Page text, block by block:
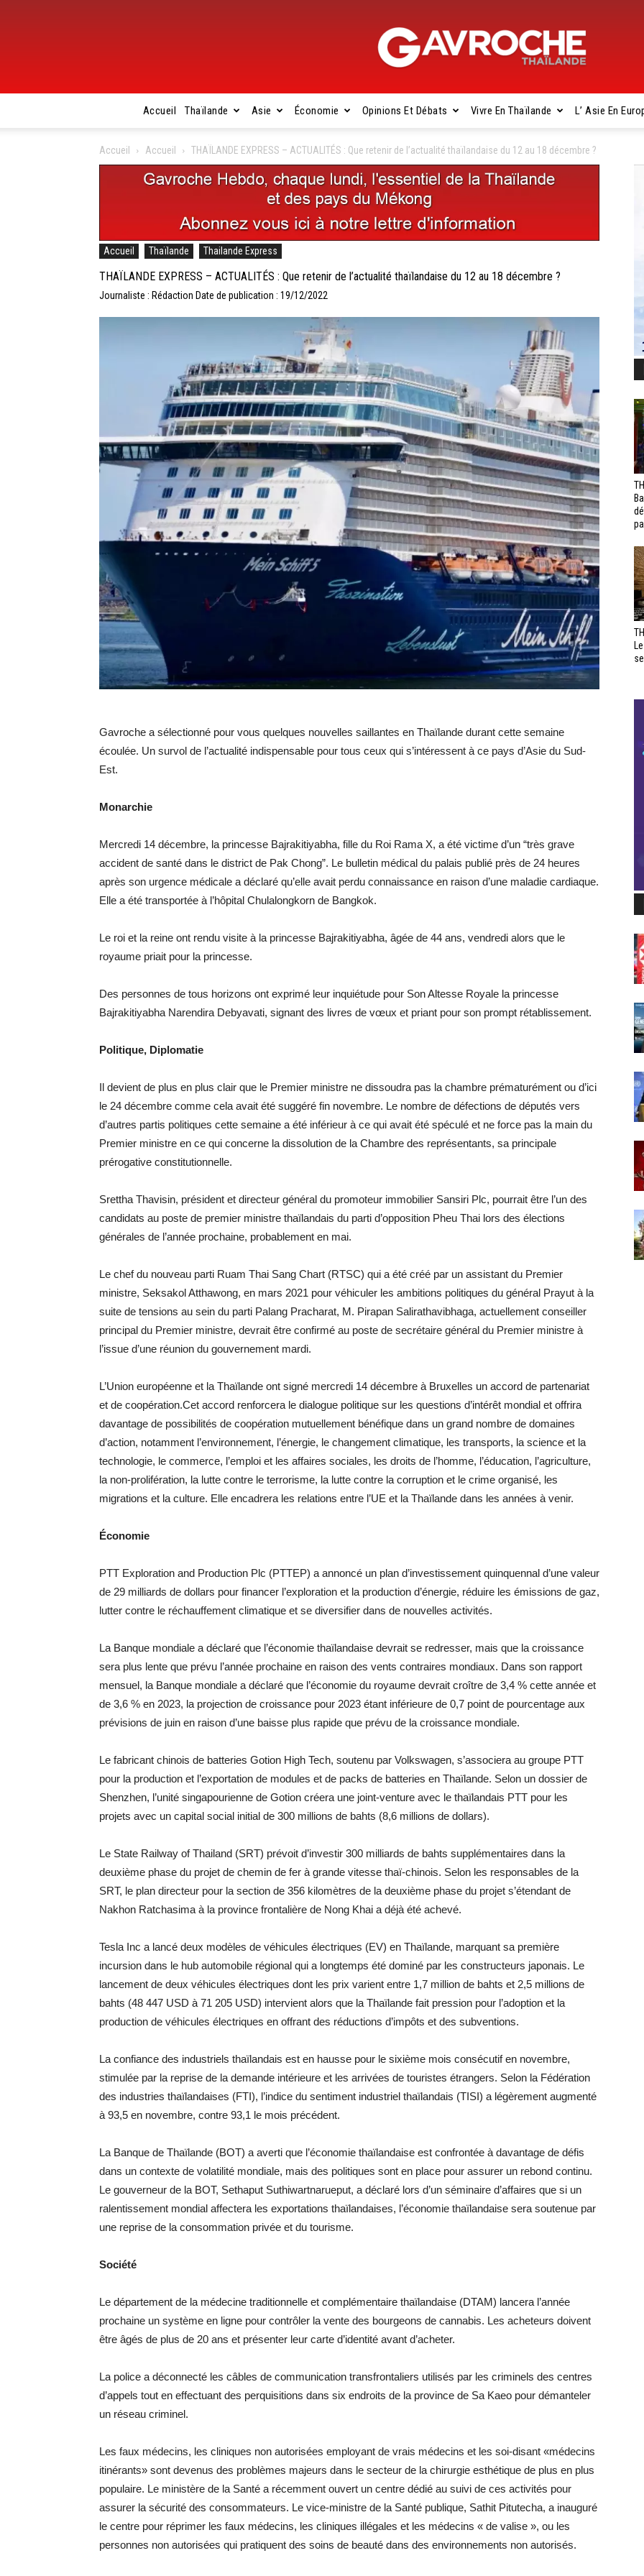
Gavroche
Accueil Thaïlande Asie Économie Opinions Et Débats Vivre En Thaïlande L’ Asie En
Accueil Accueil THAÏLANDE EXPRESS – ACTUALITÉS : Que retenir de l’actualité thaïlandaise du 12 au 18 décembre ?
Accueil Thaïlande Thailande Express
THAÏLANDE EXPRESS – ACTUALITÉS : Que retenir de l’actualité thaïlandaise du 12 au 18 décembre ?
Journaliste : Rédaction Date de publication : 19/12/2022
Gavroche a sélectionné pour vous quelques nouvelles saillantes en Thaïlande durant cette semaine
écoulée. Un survol de l’actualité indispensable pour tous ceux qui s’intéressent à ce pays d’Asie du Sud-
Est.
Monarchie
Mercredi 14 décembre, la princesse Bajrakitiyabha, fille du Roi Rama X, a été victime d’un “très grave
accident de santé dans le district de Pak Chong”. Le bulletin médical du palais publié près de 24 heures
après son urgence médicale a déclaré qu’elle avait perdu connaissance en raison d’une maladie cardiaque.
Elle a été transportée à l’hôpital Chulalongkorn de Bangkok.
Le roi et la reine ont rendu visite à la princesse Bajrakitiyabha, âgée de 44 ans, vendredi alors que le
royaume priait pour la princesse.
Des personnes de tous horizons ont exprimé leur inquiétude pour Son Altesse Royale la princesse
Bajrakitiyabha Narendira Debyavati, signant des livres de vœux et priant pour son prompt rétablissement.
Politique, Diplomatie
Il devient de plus en plus clair que le Premier ministre ne dissoudra pas la chambre prématurément ou d’ici
le 24 décembre comme cela avait été suggéré fin novembre. Le nombre de défections de députés vers
d’autres partis politiques cette semaine a été inférieur à ce qui avait été spéculé et ne force pas la main du
Premier ministre en ce qui concerne la dissolution de la Chambre des représentants, sa principale
prérogative constitutionnelle.
Srettha Thavisin, président et directeur général du promoteur immobilier Sansiri Plc, pourrait être l’un des
candidats au poste de premier ministre thaïlandais du parti d’opposition Pheu Thai lors des élections
générales de l’année prochaine, probablement en mai.
Le chef du nouveau parti Ruam Thai Sang Chart (RTSC) qui a été créé par un assistant du Premier
ministre, Seksakol Atthawong, en mars 2021 pour véhiculer les ambitions politiques du général Prayut à la
suite de tensions au sein du parti Palang Pracharat, M. Pirapan Salirathavibhaga, actuellement conseiller
principal du Premier ministre, devrait être confirmé au poste de secrétaire général du Premier ministre à
l’issue d’une réunion du gouvernement mardi.
L’Union européenne et la Thaïlande ont signé mercredi 14 décembre à Bruxelles un accord de partenariat
et de coopération.Cet accord renforcera le dialogue politique sur les questions d’intérêt mondial et offrira
davantage de possibilités de coopération mutuellement bénéfique dans un grand nombre de domaines
d’action, notamment l’environnement, l’énergie, le changement climatique, les transports, la science et la
technologie, le commerce, l’emploi et les affaires sociales, les droits de l’homme, l’éducation, l’agriculture,
la non-prolifération, la lutte contre le terrorisme, la lutte contre la corruption et le crime organisé, les
migrations et la culture. Elle encadrera les relations entre l’UE et la Thaïlande dans les années à venir.
Économie
PTT Exploration and Production Plc (PTTEP) a annoncé un plan d’investissement quinquennal d’une valeur
de 29 milliards de dollars pour financer l’exploration et la production d’énergie, réduire les émissions de gaz,
lutter contre le réchauffement climatique et se diversifier dans de nouvelles activités.
La Banque mondiale a déclaré que l’économie thaïlandaise devrait se redresser, mais que la croissance
sera plus lente que prévu l’année prochaine en raison des vents contraires mondiaux. Dans son rapport
mensuel, la Banque mondiale a déclaré que l’économie du royaume devrait croître de 3,4 % cette année et
de 3,6 % en 2023, la projection de croissance pour 2023 étant inférieure de 0,7 point de pourcentage aux
prévisions de juin en raison d’une baisse plus rapide que prévu de la croissance mondiale.
Le fabricant chinois de batteries Gotion High Tech, soutenu par Volkswagen, s’associera au groupe PTT
pour la production et l’exportation de modules et de packs de batteries en Thaïlande. Selon un dossier de
Shenzhen, l’unité singapourienne de Gotion créera une joint-venture avec le thaïlandais PTT pour les
projets avec un capital social initial de 300 millions de bahts (8,6 millions de dollars).
Le State Railway of Thailand (SRT) prévoit d’investir 300 milliards de bahts supplémentaires dans la
deuxième phase du projet de chemin de fer à grande vitesse thaï-chinois. Selon les responsables de la
SRT, le plan directeur pour la section de 356 kilomètres de la deuxième phase du projet s’étendant de
Nakhon Ratchasima à la province frontalière de Nong Khai a déjà été achevé.
Tesla Inc a lancé deux modèles de véhicules électriques (EV) en Thaïlande, marquant sa première
incursion dans le hub automobile régional qui a longtemps été dominé par les constructeurs japonais. Le
lancement de deux véhicules électriques dont les prix varient entre 1,7 million de bahts et 2,5 millions de
bahts (48 447 USD à 71 205 USD) intervient alors que la Thaïlande fait pression pour l’adoption et la
production de véhicules électriques en offrant des réductions d’impôts et des subventions.
La confiance des industriels thaïlandais est en hausse pour le sixième mois consécutif en novembre,
stimulée par la reprise de la demande intérieure et les arrivées de touristes étrangers. Selon la Fédération
des industries thaïlandaises (FTI), l’indice du sentiment industriel thaïlandais (TISI) a légèrement augmenté
à 93,5 en novembre, contre 93,1 le mois précédent.
La Banque de Thaïlande (BOT) a averti que l’économie thaïlandaise est confrontée à davantage de défis
dans un contexte de volatilité mondiale, mais des politiques sont en place pour assurer un rebond continu.
Le gouverneur de la BOT, Sethaput Suthiwartnarueput, a déclaré lors d’un séminaire d’affaires que si un
ralentissement mondial affectera les exportations thaïlandaises, l’économie thaïlandaise sera soutenue par
une reprise de la consommation privée et du tourisme.
Société
Le département de la médecine traditionnelle et complémentaire thaïlandaise (DTAM) lancera l’année
prochaine un système en ligne pour contrôler la vente des bourgeons de cannabis. Les acheteurs doivent
être âgés de plus de 20 ans et présenter leur carte d’identité avant d’acheter.
La police a déconnecté les câbles de communication transfrontaliers utilisés par les criminels des centres
d’appels tout en effectuant des perquisitions dans six endroits de la province de Sa Kaeo pour démanteler
un réseau criminel.
Les faux médecins, les cliniques non autorisées employant de vrais médecins et les soi-disant «médecins
itinérants» sont devenus des problèmes majeurs dans le secteur de la chirurgie esthétique de plus en plus
populaire. Le ministère de la Santé a récemment ouvert un centre dédié au suivi de ces activités pour
assurer la sécurité des consommateurs. Le vice-ministre de la Santé publique, Sathit Pitutecha, a inauguré
le centre pour réprimer les faux médecins, les cliniques illégales et les médecins « de valise », ou les
personnes non autorisées qui pratiquent des soins de beauté dans des environnements non autorisés.